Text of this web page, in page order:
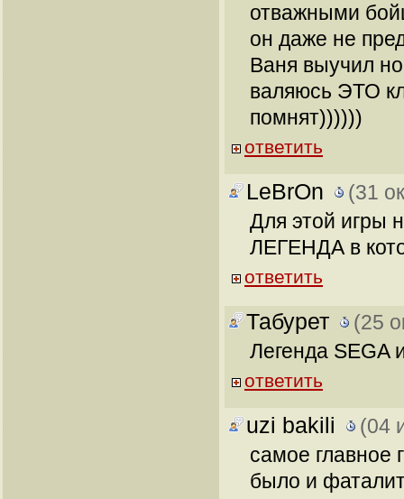
отважными
он даже не
Ваня выучил
валяюсь ЭТО
помнят))))))
ответить
LeBrOn
(31
Для этой игры
ЛЕГЕНДА в
ответить
Табурет
(25
Легенда SEGA
ответить
uzi bakili
(04
самое главное
было и